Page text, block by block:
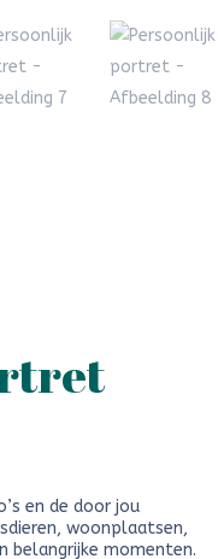
en de door jou
woonplaatsen,
belangrijke momenten.